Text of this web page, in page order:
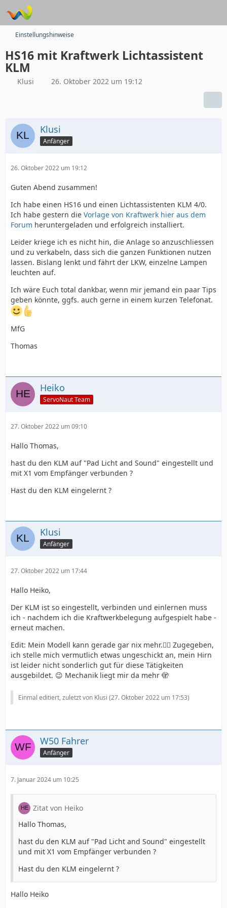
Einstellungshinweise
HS16 mit Kraftwerk Lichtassistent
KLM
Klusi 26. Oktober 2022 um 19:12
Klusi
Anfänger
26. Oktober 2022 um 19:12
Guten Abend zusammen!
Ich habe einen HS16 und einen Lichtassistenten KLM 4/0.
Ich habe gestern die Vorlage von Kraftwerk hier aus dem
Forum heruntergeladen und erfolgreich installiert.
Leider kriege ich es nicht hin, die Anlage so anzuschliessen
und zu verkabeln, dass sich die ganzen Funktionen nutzen
lassen. Bislang lenkt und fährt der LKW, einzelne Lampen
leuchten auf.
Ich wäre Euch total dankbar, wenn mir jemand ein paar Tips
geben könnte, ggfs. auch gerne in einem kurzen Telefonat.
MfG
Thomas
Heiko
ServoNaut Team
27. Oktober 2022 um 09:10
Hallo Thomas,
hast du den KLM auf "Pad Licht and Sound" eingestellt und
mit X1 vom Empfänger verbunden ?
Hast du den KLM eingelernt ?
Klusi
Anfänger
27. Oktober 2022 um 17:44
Hallo Heiko,
Der KLM ist so eingestellt, verbinden und einlernen muss
ich - nachdem ich die Kraftwerkbelegung aufgespielt habe -
erneut machen.
Edit: Mein Modell kann gerade gar nix mehr.🤦‍♂️ Zugegeben,
ich stelle mich vermutlich etwas ungeschickt an, mein Hirn
ist leider nicht sonderlich gut für diese Tätigkeiten
ausgebildet. 😉 Mechanik liegt mir da mehr 🫣
Einmal editiert, zuletzt von Klusi (27. Oktober 2022 um 17:53)
W50 Fahrer
Anfänger
7. Januar 2024 um 10:25
Zitat von Heiko
Hallo Thomas,
hast du den KLM auf "Pad Licht and Sound" eingestellt
und mit X1 vom Empfänger verbunden ?
Hast du den KLM eingelernt ?
Hallo Heiko